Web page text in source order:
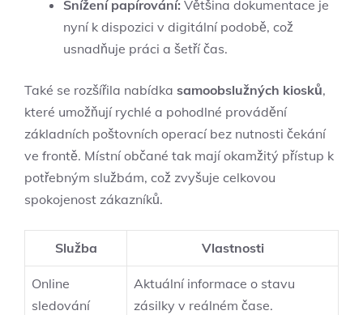
Snížení papírování: Většina dokumentace je
nyní k dispozici v digitální podobě, což
usnadňuje práci a šetří čas.
Také se rozšířila nabídka samoobslužných kiosků,
které umožňují rychlé a pohodlné provádění
základních poštovních operací bez nutnosti čekání
ve frontě. Místní občané tak mají okamžitý přístup k
potřebným službám, což zvyšuje celkovou
spokojenost zákazníků.
Služba Vlastnosti
Online
sledování
Aktuální informace o stavu
zásilky v reálném čase.